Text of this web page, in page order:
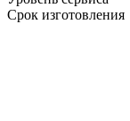
Срок изготовления